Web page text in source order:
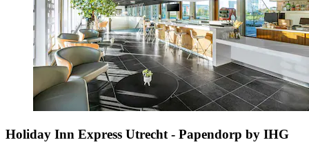
Holiday Inn Express Utrecht - Papendorp by IHG